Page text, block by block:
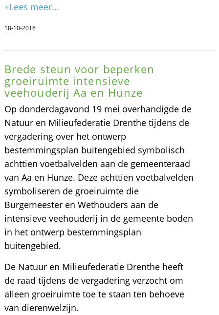
+Lees meer...
18-10-2016
Brede steun voor beperken
groeiruimte intensieve
veehouderij Aa en Hunze
Op donderdagavond 19 mei overhandigde de
Natuur en Milieufederatie Drenthe tijdens de
vergadering over het ontwerp
bestemmingsplan buitengebied symbolisch
achttien voetbalvelden aan de gemeenteraad
van Aa en Hunze. Deze achttien voetbalvelden
symboliseren de groeiruimte die
Burgemeester en Wethouders aan de
intensieve veehouderij in de gemeente boden
in het ontwerp bestemmingsplan
buitengebied.
De Natuur en Milieufederatie Drenthe heeft
de raad tijdens de vergadering verzocht om
alleen groeiruimte toe te staan ten behoeve
van dierenwelzijn.